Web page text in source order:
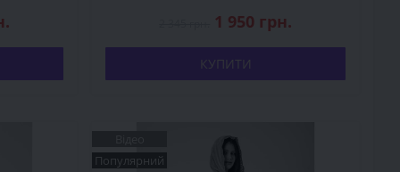
1 950 грн.
КУПИТИ
Популярний